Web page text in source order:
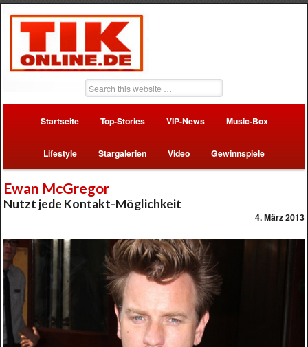
Startseite Top-Stories VIP-News Music-Box
Lifestyle Stargalerien Video Gewinnspiele
Ewan McGregor
Nutzt jede Kontakt-Möglichkeit
4. März 2013